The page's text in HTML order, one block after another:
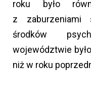
roku było
z zaburzeniami
środków
województwie
niż w roku